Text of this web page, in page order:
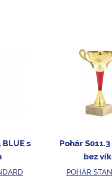
BLUE s
Pohár S011.3
bez
POHÁR